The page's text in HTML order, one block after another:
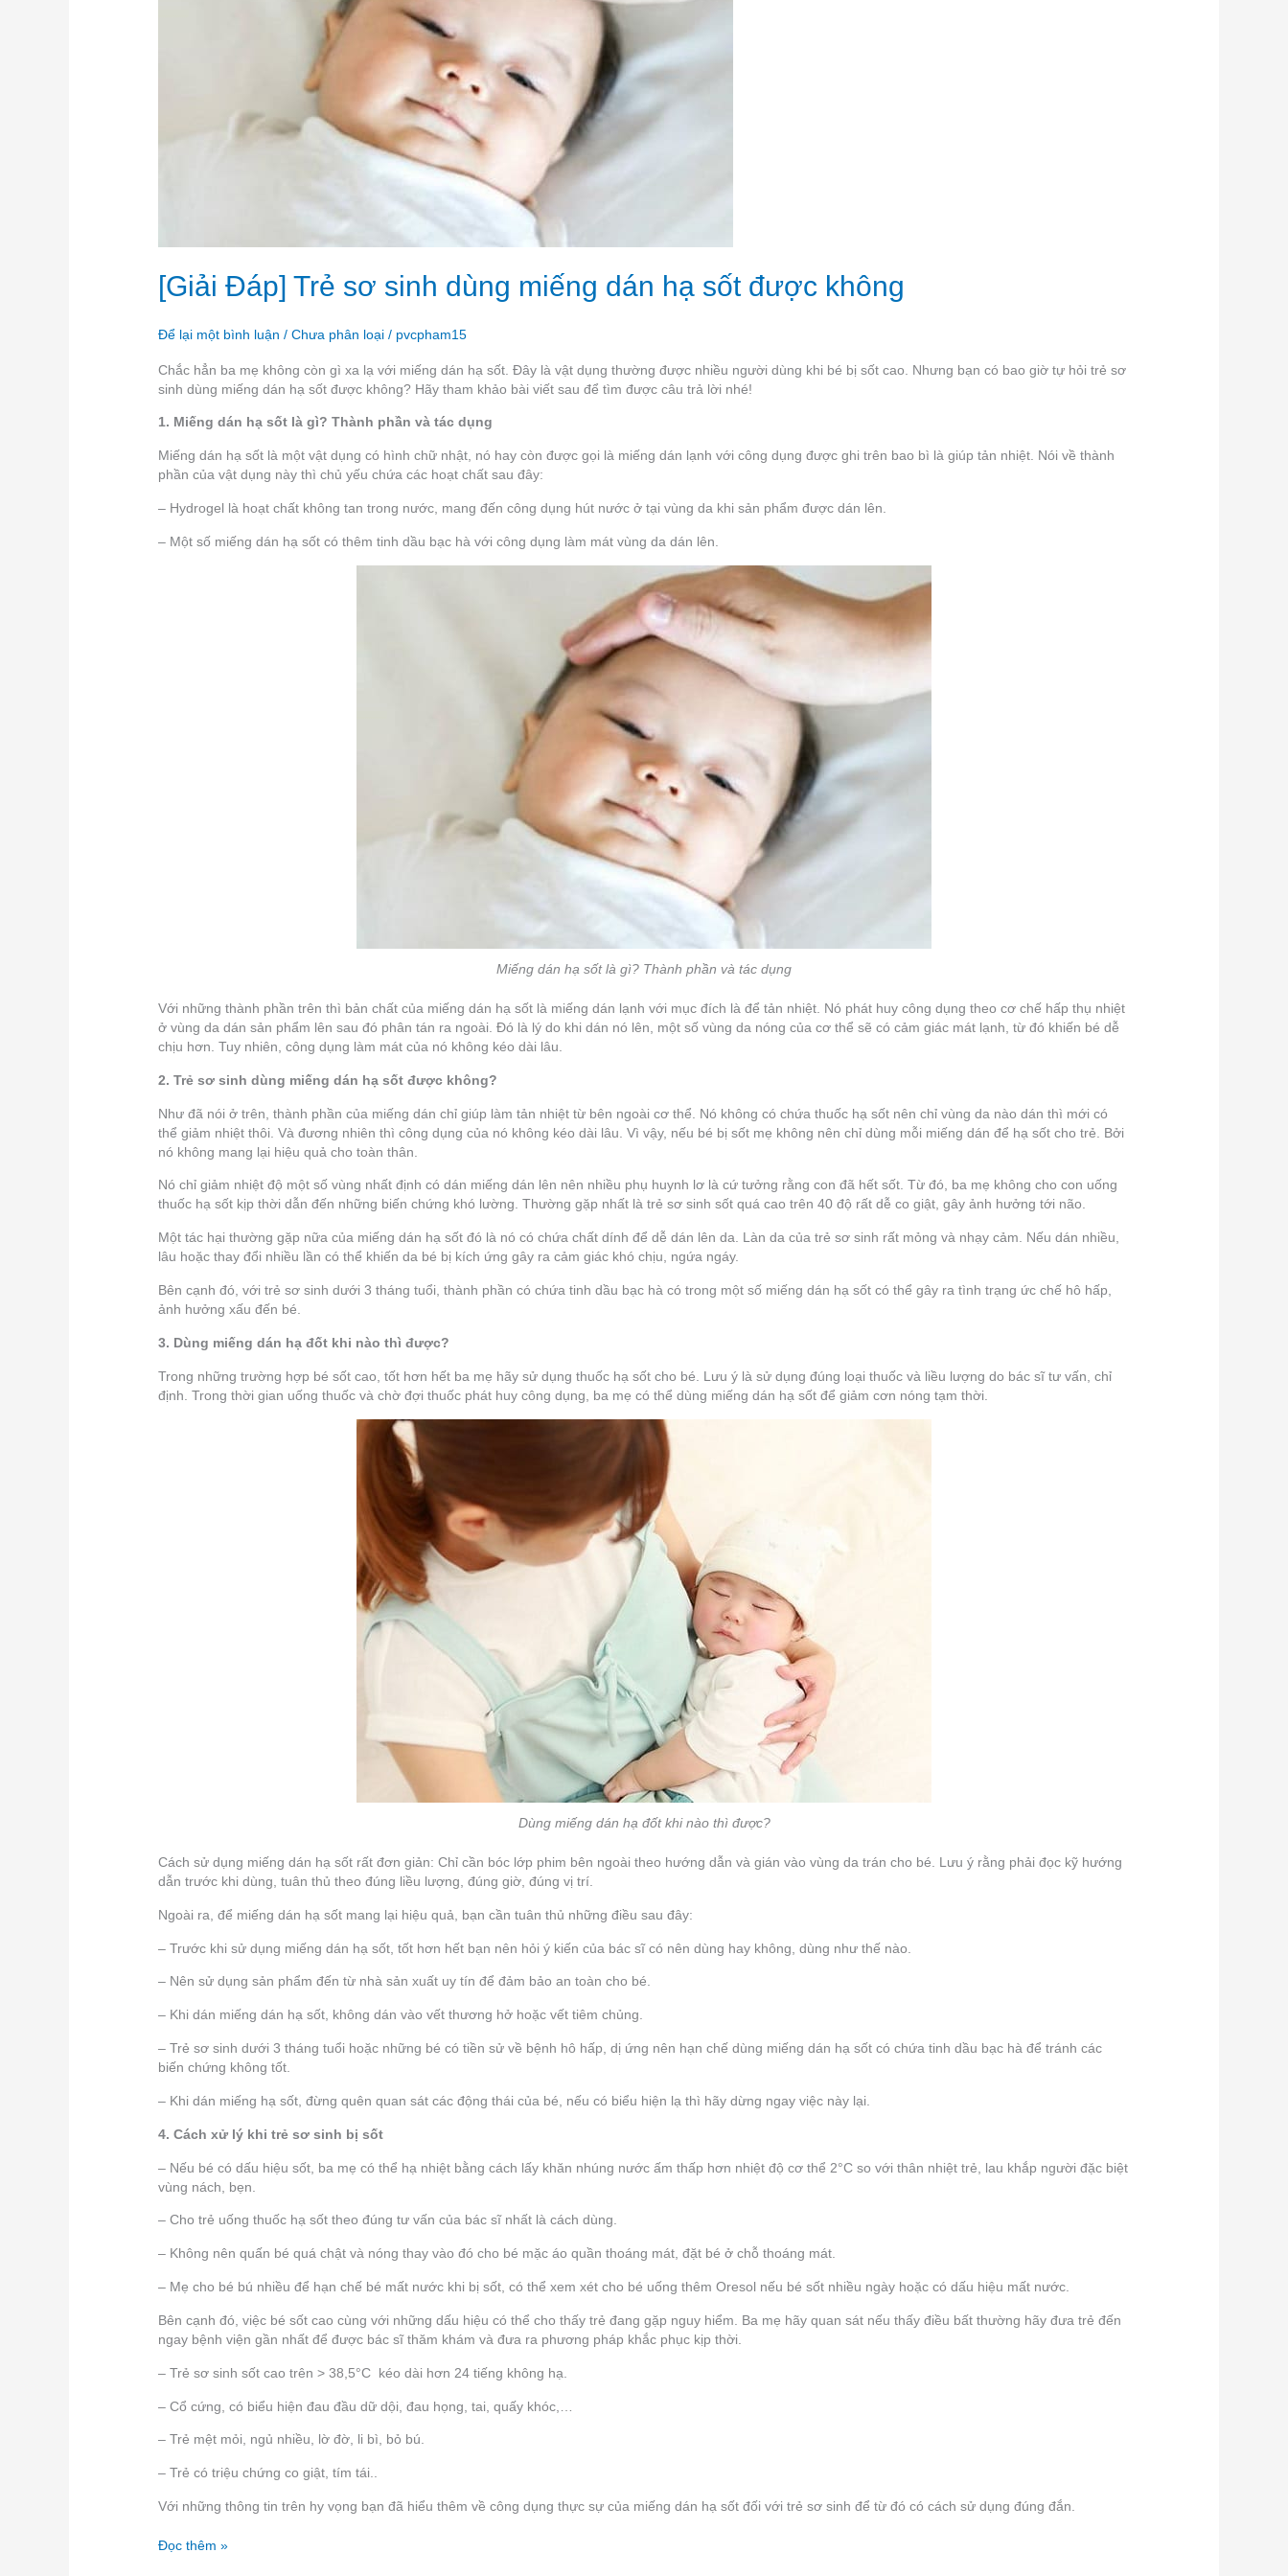
[Giải Đáp] Trẻ sơ sinh dùng miếng dán hạ sốt được không
Để lại một bình luận /Chưa phân loại / pvcpham15
Chắc hẳn ba mẹ không còn gì xa lạ với miếng dán hạ sốt. Đây là vật dụng thường được nhiều người dùng khi bé bị sốt cao. Nhưng bạn có bao giờ tự hỏi trẻ sơ
sinh dùng miếng dán hạ sốt được không? Hãy tham khảo bài viết sau để tìm được câu trả lời nhé!
1. Miếng dán hạ sốt là gì? Thành phần và tác dụng
Miếng dán hạ sốt là một vật dụng có hình chữ nhật, nó hay còn được gọi là miếng dán lạnh với công dụng được ghi trên bao bì là giúp tản nhiệt. Nói về thành
phần của vật dụng này thì chủ yếu chứa các hoạt chất sau đây:
– Hydrogel là hoạt chất không tan trong nước, mang đến công dụng hút nước ở tại vùng da khi sản phẩm được dán lên.
– Một số miếng dán hạ sốt có thêm tinh dầu bạc hà với công dụng làm mát vùng da dán lên.
Miếng dán hạ sốt là gì? Thành phần và tác dụng
Với những thành phần trên thì bản chất của miếng dán hạ sốt là miếng dán lạnh với mục đích là để tản nhiệt. Nó phát huy công dụng theo cơ chế hấp thụ nhiệt
ở vùng da dán sản phẩm lên sau đó phân tán ra ngoài. Đó là lý do khi dán nó lên, một số vùng da nóng của cơ thể sẽ có cảm giác mát lạnh, từ đó khiến bé dễ
chịu hơn. Tuy nhiên, công dụng làm mát của nó không kéo dài lâu.
2. Trẻ sơ sinh dùng miếng dán hạ sốt được không?
Như đã nói ở trên, thành phần của miếng dán chỉ giúp làm tản nhiệt từ bên ngoài cơ thể. Nó không có chứa thuốc hạ sốt nên chỉ vùng da nào dán thì mới có
thể giảm nhiệt thôi. Và đương nhiên thì công dụng của nó không kéo dài lâu. Vì vậy, nếu bé bị sốt mẹ không nên chỉ dùng mỗi miếng dán để hạ sốt cho trẻ. Bởi
nó không mang lại hiệu quả cho toàn thân.
Nó chỉ giảm nhiệt độ một số vùng nhất định có dán miếng dán lên nên nhiều phụ huynh lơ là cứ tưởng rằng con đã hết sốt. Từ đó, ba mẹ không cho con uống
thuốc hạ sốt kịp thời dẫn đến những biến chứng khó lường. Thường gặp nhất là trẻ sơ sinh sốt quá cao trên 40 độ rất dễ co giật, gây ảnh hưởng tới não.
Một tác hại thường gặp nữa của miếng dán hạ sốt đó là nó có chứa chất dính để dễ dán lên da. Làn da của trẻ sơ sinh rất mỏng và nhạy cảm. Nếu dán nhiều,
lâu hoặc thay đổi nhiều lần có thể khiến da bé bị kích ứng gây ra cảm giác khó chịu, ngứa ngáy.
Bên cạnh đó, với trẻ sơ sinh dưới 3 tháng tuổi, thành phần có chứa tinh dầu bạc hà có trong một số miếng dán hạ sốt có thể gây ra tình trạng ức chế hô hấp,
ảnh hưởng xấu đến bé.
3. Dùng miếng dán hạ đốt khi nào thì được?
Trong những trường hợp bé sốt cao, tốt hơn hết ba mẹ hãy sử dụng thuốc hạ sốt cho bé. Lưu ý là sử dụng đúng loại thuốc và liều lượng do bác sĩ tư vấn, chỉ
định. Trong thời gian uống thuốc và chờ đợi thuốc phát huy công dụng, ba mẹ có thể dùng miếng dán hạ sốt để giảm cơn nóng tạm thời.
Dùng miếng dán hạ đốt khi nào thì được?
Cách sử dụng miếng dán hạ sốt rất đơn giản: Chỉ cần bóc lớp phim bên ngoài theo hướng dẫn và gián vào vùng da trán cho bé. Lưu ý rằng phải đọc kỹ hướng
dẫn trước khi dùng, tuân thủ theo đúng liều lượng, đúng giờ, đúng vị trí.
Ngoài ra, để miếng dán hạ sốt mang lại hiệu quả, bạn cần tuân thủ những điều sau đây:
– Trước khi sử dụng miếng dán hạ sốt, tốt hơn hết bạn nên hỏi ý kiến của bác sĩ có nên dùng hay không, dùng như thế nào.
– Nên sử dụng sản phẩm đến từ nhà sản xuất uy tín để đảm bảo an toàn cho bé.
– Khi dán miếng dán hạ sốt, không dán vào vết thương hở hoặc vết tiêm chủng.
– Trẻ sơ sinh dưới 3 tháng tuổi hoặc những bé có tiền sử về bệnh hô hấp, dị ứng nên hạn chế dùng miếng dán hạ sốt có chứa tinh dầu bạc hà để tránh các
biến chứng không tốt.
– Khi dán miếng hạ sốt, đừng quên quan sát các động thái của bé, nếu có biểu hiện lạ thì hãy dừng ngay việc này lại.
4. Cách xử lý khi trẻ sơ sinh bị sốt
– Nếu bé có dấu hiệu sốt, ba mẹ có thể hạ nhiệt bằng cách lấy khăn nhúng nước ấm thấp hơn nhiệt độ cơ thể 2°C so với thân nhiệt trẻ, lau khắp người đặc biệt
vùng nách, bẹn.
– Cho trẻ uống thuốc hạ sốt theo đúng tư vấn của bác sĩ nhất là cách dùng.
– Không nên quấn bé quá chật và nóng thay vào đó cho bé mặc áo quần thoáng mát, đặt bé ở chỗ thoáng mát.
– Mẹ cho bé bú nhiều để hạn chế bé mất nước khi bị sốt, có thể xem xét cho bé uống thêm Oresol nếu bé sốt nhiều ngày hoặc có dấu hiệu mất nước.
Bên cạnh đó, việc bé sốt cao cùng với những dấu hiệu có thể cho thấy trẻ đang gặp nguy hiểm. Ba mẹ hãy quan sát nếu thấy điều bất thường hãy đưa trẻ đến
ngay bệnh viện gần nhất để được bác sĩ thăm khám và đưa ra phương pháp khắc phục kịp thời.
– Trẻ sơ sinh sốt cao trên > 38,5°C kéo dài hơn 24 tiếng không hạ.
– Cổ cứng, có biểu hiện đau đầu dữ dội, đau họng, tai, quấy khóc,…
– Trẻ mệt mỏi, ngủ nhiều, lờ đờ, li bì, bỏ bú.
– Trẻ có triệu chứng co giật, tím tái..
Với những thông tin trên hy vọng bạn đã hiểu thêm về công dụng thực sự của miếng dán hạ sốt đối với trẻ sơ sinh để từ đó có cách sử dụng đúng đắn.
Đọc thêm »